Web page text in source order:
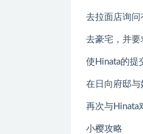
去拉面店询问
去豪宅，并要
使Hinata的提
在日向府邸与
再次与Hinata
小樱攻略